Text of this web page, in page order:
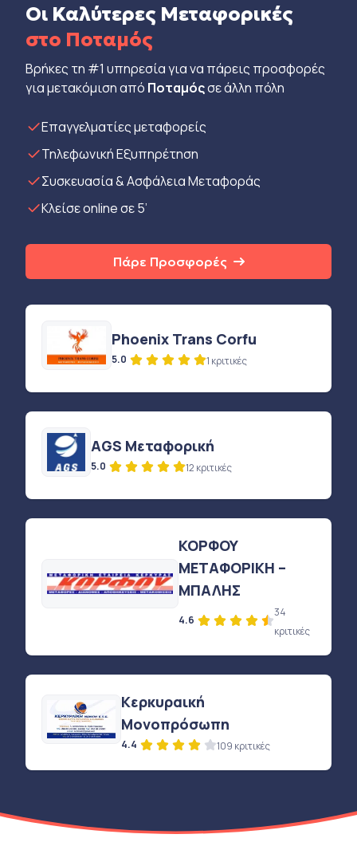
Οι Καλύτερες Μεταφορικές
στο Ποταμός
Βρήκες τη #1 υπηρεσία για να πάρεις προσφορές
για μετακόμιση από Ποταμόςσε άλλη πόλη
Eπαγγελματίες μεταφορείς
Τηλεφωνική Εξυπηρέτηση
Συσκευασία & Ασφάλεια Μεταφοράς
Κλείσε online σε 5’
Πάρε Προσφορές
Phoenix Trans Corfu
5.0 1 κριτικές
AGS Μεταφορική
5.0 12 κριτικές
ΚΟΡΦΟΥ
ΜΕΤΑΦΟΡΙΚΗ –
ΜΠΑΛΗΣ
4.6
34
κριτικές
Κερκυραική
Μονοπρόσωπη
4.4 109 κριτικές